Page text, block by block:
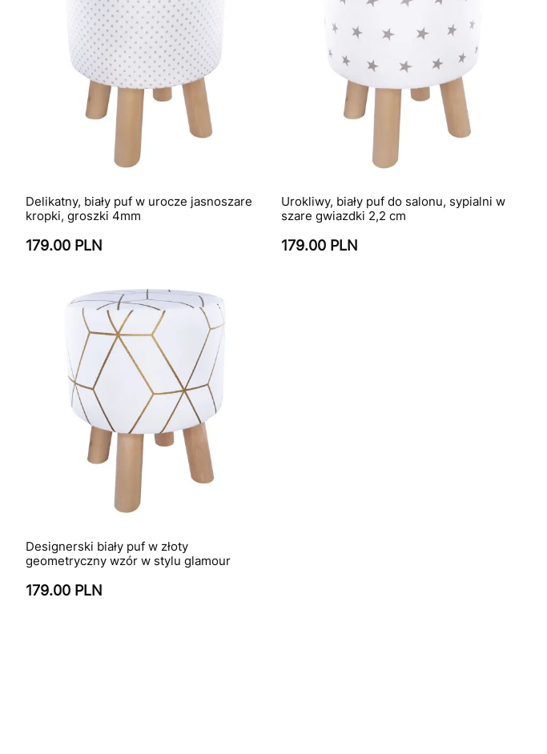
Delikatny, biały puf w urocze jasnoszare
kropki, groszki 4mm
179.00 PLN
Urokliwy, biały puf do salonu, sypialni w
szare gwiazdki 2,2 cm
179.00 PLN
Designerski biały puf w złoty
geometryczny wzór w stylu glamour
179.00 PLN